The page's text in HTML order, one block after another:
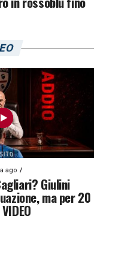
ago
Giulini
ma per 20